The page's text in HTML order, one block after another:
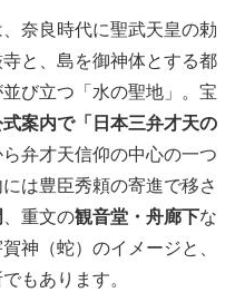
奈良時代に聖武天皇の勅
と、島を御神体とする都
び立つ「水の聖地」。宝
案内で「日本三弁才天の
弁才天信仰の中心の一つ
は豊臣秀頼の寄進で移さ
、重文の観音堂・舟廊下な
神（蛇）のイメージと、
もあります。